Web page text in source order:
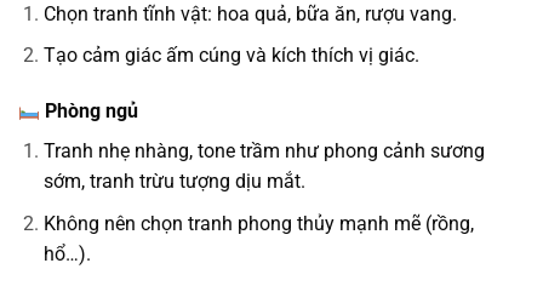
Chọn tranh tĩnh vật: hoa quả, bữa ăn, rượu vang.
Tạo cảm giác ấm cúng và kích thích vị giác.
Phòng ngủ
Tranh nhẹ nhàng, tone trầm như phong cảnh sương
sớm, tranh trừu tượng dịu mắt.
Không nên chọn tranh phong thủy mạnh mẽ (rồng,
hổ…).